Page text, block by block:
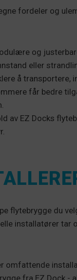
fordeler og
og
eller
å transportere,
får bedre
av EZ Docks
flytebrygge du
installatører tar
omfattende
fra EZ Dock -